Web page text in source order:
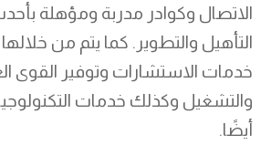
الاتصال وكوادر مدربة ومؤهلة
التأهيل والتطوير. كما يتم من
خدمات الاستشارات وتوفير القوى
والتشغيل وكذلك خدمات
أيضًا.